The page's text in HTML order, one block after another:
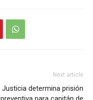
Next article
Justicia determina prisión